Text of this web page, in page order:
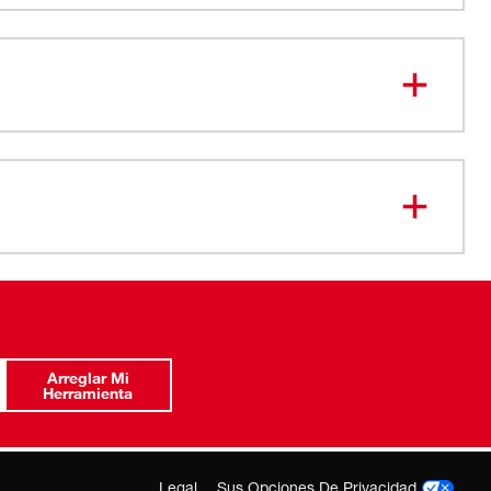
Arreglar Mi
Herramienta
Legal Sus Opciones De Privacidad